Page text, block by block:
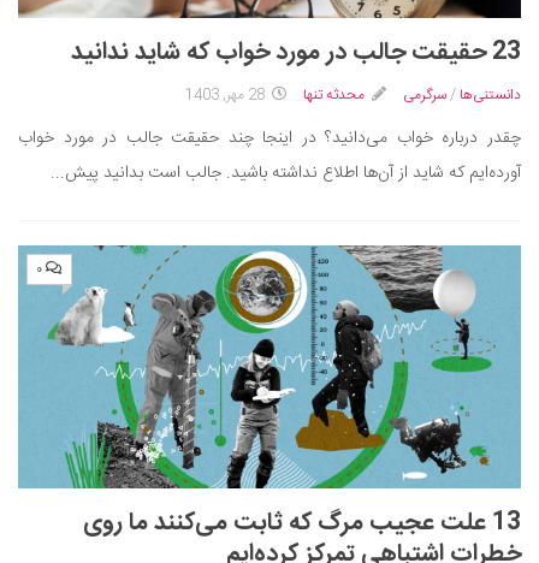
23 حقیقت جالب در مورد خواب که شاید ندانید
دانستنی‌ها /سرگرمی محدثه تنها 28 مهر, 1403
چقدر درباره خواب می‌دانید؟ در اینجا چند حقیقت جالب در مورد خواب
آورده‌ایم که شاید از آن‌ها اطلاع نداشته باشید. جالب است بدانید پیش...
۰
13 علت عجیب مرگ که ثابت می‌کنند ما روی
خطرات اشتباهی تمرکز کرده‌ایم